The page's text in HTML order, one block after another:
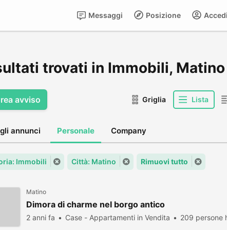
Posizione
Messaggi
trovati in Immobili, Matino
avviso Griglia Lista
annunci Personale Company
Immobili Città: Matino Rimuovi tutto
Matino
Dimora di charme nel borgo antico
2 anni fa Case - Appartamenti in Vendita 209 persone